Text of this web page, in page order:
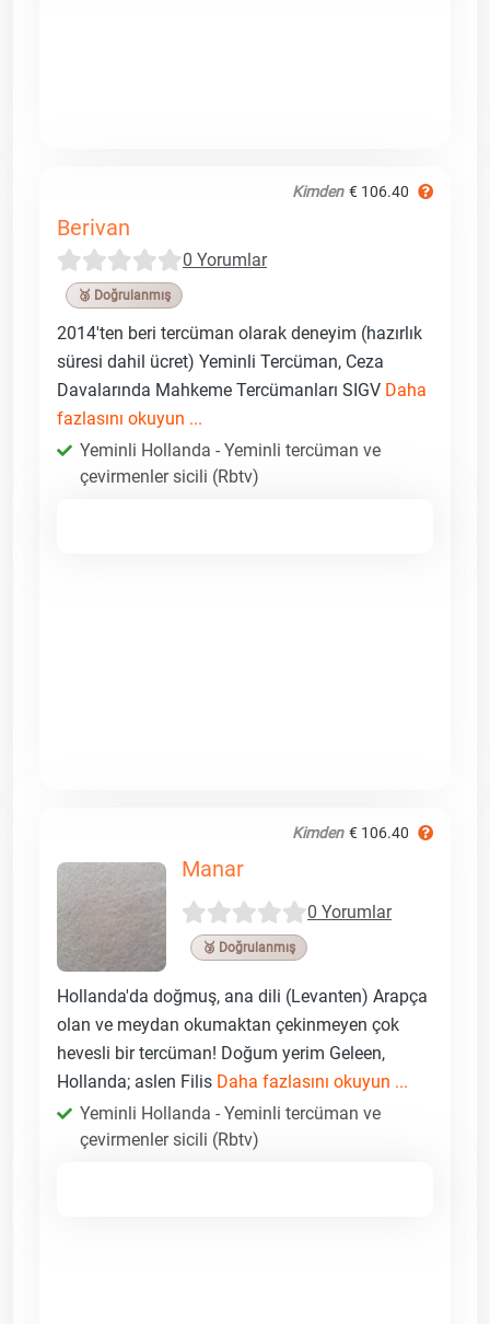
Kimden € 106.40
Berivan
0 Yorumlar
🥉 Doğrulanmış
2014'ten beri tercüman olarak deneyim (hazırlık
süresi dahil ücret) Yeminli Tercüman, Ceza
Davalarında Mahkeme Tercümanları SIGV Daha
fazlasını okuyun ...
Yeminli Hollanda - Yeminli tercüman ve
çevirmenler sicili (Rbtv)
Kimden € 106.40
Manar
0 Yorumlar
🥉 Doğrulanmış
Hollanda'da doğmuş, ana dili (Levanten) Arapça
olan ve meydan okumaktan çekinmeyen çok
hevesli bir tercüman! Doğum yerim Geleen,
Hollanda; aslen Filis Daha fazlasını okuyun ...
Yeminli Hollanda - Yeminli tercüman ve
çevirmenler sicili (Rbtv)